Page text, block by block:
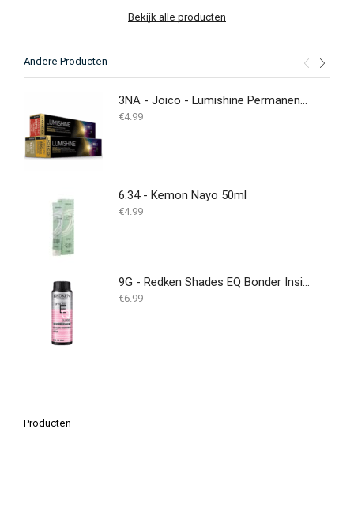
Bekijk alle producten
Andere Producten
3NA - Joico - Lumishine Permanent Crème - 74 ml
€4.99
6.34 - Kemon Nayo 50ml
€4.99
9G - Redken Shades EQ Bonder Inside - 60ML
€6.99
Producten